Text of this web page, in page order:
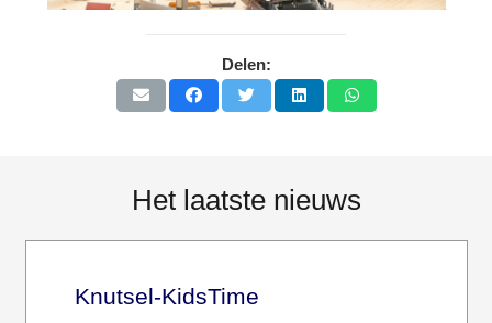
Delen:
Het laatste nieuws
Knutsel-KidsTime